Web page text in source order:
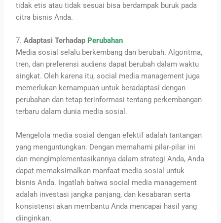
tidak etis atau tidak sesuai bisa berdampak buruk pada
citra bisnis Anda.
7.Adaptasi Terhadap Perubahan
Media sosial selalu berkembang dan berubah. Algoritma,
tren, dan preferensi audiens dapat berubah dalam waktu
singkat. Oleh karena itu, social media management juga
memerlukan kemampuan untuk beradaptasi dengan
perubahan dan tetap terinformasi tentang perkembangan
terbaru dalam dunia media sosial.
Mengelola media sosial dengan efektif adalah tantangan
yang menguntungkan. Dengan memahami pilar-pilar ini
dan mengimplementasikannya dalam strategi Anda, Anda
dapat memaksimalkan manfaat media sosial untuk
bisnis Anda. Ingatlah bahwa social media management
adalah investasi jangka panjang, dan kesabaran serta
konsistensi akan membantu Anda mencapai hasil yang
diinginkan.